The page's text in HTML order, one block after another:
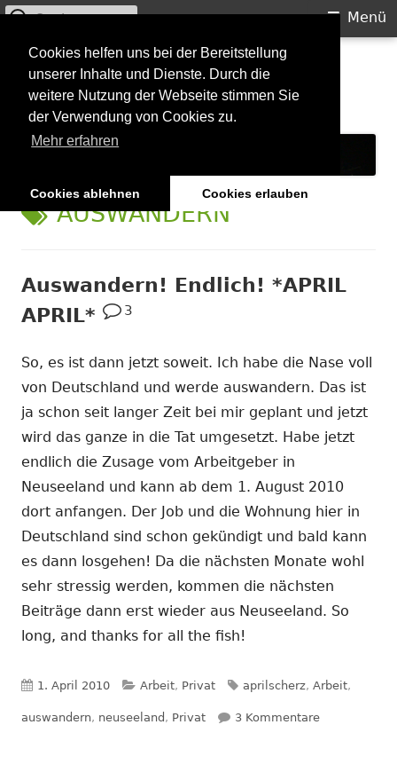
Cookies helfen uns bei der Bereitstellung
unserer Inhalte und Dienste. Durch die
weitere Nutzung der Webseite stimmen Sie
der Verwendung von Cookies zu.
Mehr erfahren
Cookies ablehnen Cookies erlauben
Springe
Inhalt
Starkilla
Konzertberichte und mehr
Primäres
Menü
Menü
Suchen
SCHLAGWORT:
AUSWANDERN
Auswandern! Endlich! *APRIL
APRIL*
3
So, es ist dann jetzt soweit. Ich habe die Nase voll
von Deutschland und werde auswandern. Das ist
ja schon seit langer Zeit bei mir geplant und jetzt
wird das ganze in die Tat umgesetzt. Habe jetzt
endlich die Zusage vom Arbeitgeber in
Neuseeland und kann ab dem 1. August 2010
dort anfangen. Der Job und die Wohnung hier in
Deutschland sind schon gekündigt und bald kann
es dann losgehen! Da die nächsten Monate wohl
sehr stressig werden, kommen die nächsten
Beiträge dann erst wieder aus Neuseeland. So
long, and thanks for all the fish!
Veröffentlicht
am
1. April 2010 Kategorien
Arbeit, Privat Schlagwörter
aprilscherz, Arbeit,
auswandern, neuseeland , Privat 3 Kommentarezu